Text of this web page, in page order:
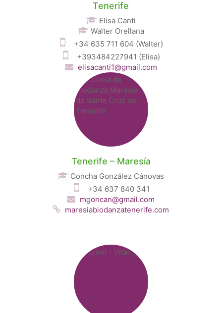
Tenerife
Elisa Canti
Walter Orellana
+34 635 711 604 (Walter)
+393484227941 (Elisa)
elisacanti1@gmail.com
Tenerife – Maresía
Concha González Cánovas
+34 637 840 341
mgoncan@gmail.com
maresiabiodanzatenerife.com